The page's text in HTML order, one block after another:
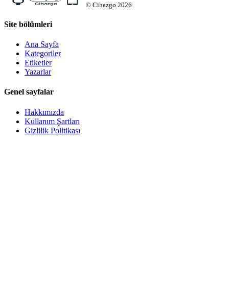
© Cihazgo 2026
Site bölümleri
Ana Sayfa
Kategoriler
Etiketler
Yazarlar
Genel sayfalar
Hakkımızda
Kullanım Şartları
Gizlilik Politikası